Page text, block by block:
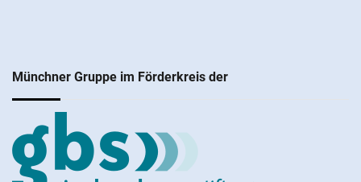
Münchner Gruppe im Förderkreis der